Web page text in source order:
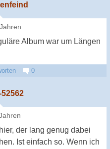
Album war um Längen
0
der lang genug dabei
Ist einfach so. Wenn ich